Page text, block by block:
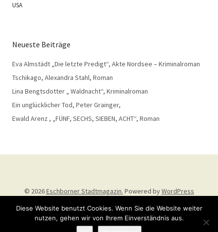
USA
Neueste Beiträge
Eva Almstädt „Die letzte Predigt“, Akte Nordsee – Kriminalroman
Tschikago, Alexandra Stahl, Roman
Lina Bengtsdotter „ Waldnacht“, Kriminalroman
Ein unglücklicher Tod, Peter Grainger,
Ewald Arenz , „FÜNF, SECHS, SIEBEN, ACHT“, Roman
© 2026Eschborner Stadtmagazin. Powered byWordPress
Diese Website benutzt Cookies. Wenn Sie die Website weiter
nutzen, gehen wir von Ihrem Einverständnis aus.